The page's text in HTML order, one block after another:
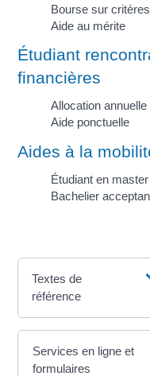
Bourse sur
Aide au mérite
Étudiant
financières
Allocation annuelle
Aide ponctuelle
Aides à la
Étudiant en master
Bachelier
Textes de
référence
Services en ligne et
formulaires